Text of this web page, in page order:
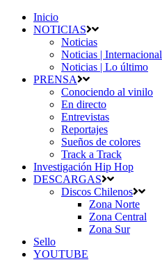
Inicio
NOTICIAS
Noticias
Noticias | Internacional
Noticias | Lo último
PRENSA
Conociendo al vinilo
En directo
Entrevistas
Reportajes
Sueños de colores
Track a Track
Investigación Hip Hop
DESCARGAS
Discos Chilenos
Zona Norte
Zona Central
Zona Sur
Sello
YOUTUBE